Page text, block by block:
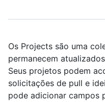
Os Projects são uma
permanecem
Seus projetos podem
solicitações de pull e
pode adicionar campos